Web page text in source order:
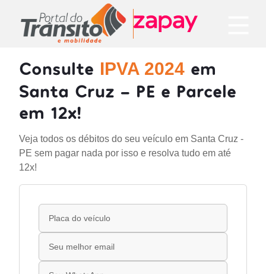
Consulte IPVA 2024 em
Santa Cruz - PE e Parcele
em 12x!
Veja todos os débitos do seu veículo em Santa Cruz -
PE sem pagar nada por isso e resolva tudo em até
12x!